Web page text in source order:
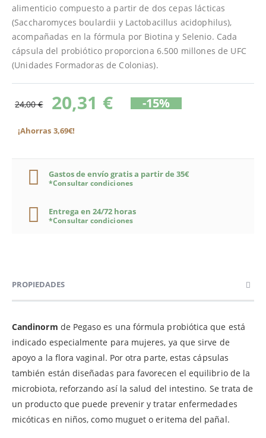
alimenticio compuesto a partir de dos cepas lácticas
(Saccharomyces boulardii y Lactobacillus acidophilus),
acompañadas en la fórmula por Biotina y Selenio. Cada
cápsula del probiótico proporciona 6.500 millones de UFC
(Unidades Formadoras de Colonias).
24,00 € 20,31 € -15%
¡Ahorras 3,69€!
Gastos de envío gratis a partir de 35€
*Consultar condiciones
Entrega en 24/72 horas
*Consultar condiciones
PROPIEDADES
Candinorm de Pegaso es una fórmula probiótica que está
indicado especialmente para mujeres, ya que sirve de
apoyo a la flora vaginal. Por otra parte, estas cápsulas
también están diseñadas para favorecen el equilibrio de la
microbiota, reforzando así la salud del intestino. Se trata de
un producto que puede prevenir y tratar enfermedades
micóticas en niños, como muguet o eritema del pañal.